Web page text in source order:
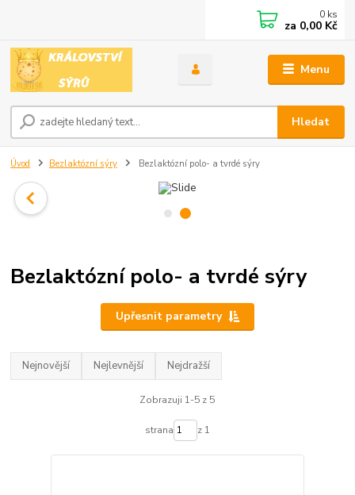
Menu
Hledat
0 ks
za 0,00 Kč
Úvod Bezlaktózní sýry Bezlaktózní polo- a tvrdé sýry
Bezlaktózní polo- a tvrdé sýry
Upřesnit parametry
Nejnovější Nejlevnější Nejdražší
Zobrazuji 1-5 z 5
strana z 1